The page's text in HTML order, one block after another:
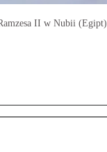
II w Nubii (Egipt)